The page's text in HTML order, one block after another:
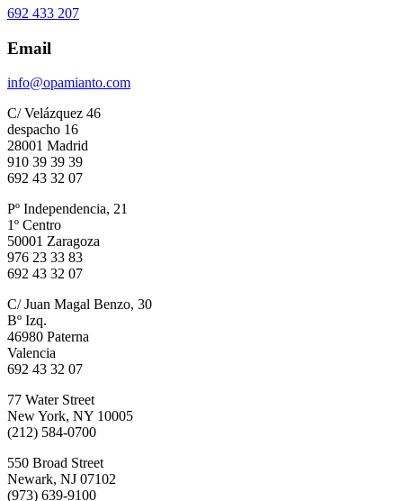
692 433 207
Email
info@opamianto.com
C/ Velázquez 46
despacho 16
28001 Madrid
910 39 39 39
692 43 32 07
Pº Independencia, 21
1º Centro
50001 Zaragoza
976 23 33 83
692 43 32 07
C/ Juan Magal Benzo, 30
Bº Izq.
46980 Paterna
Valencia
692 43 32 07
77 Water Street
New York, NY 10005
(212) 584-0700
550 Broad Street
Newark, NJ 07102
(973) 639-9100